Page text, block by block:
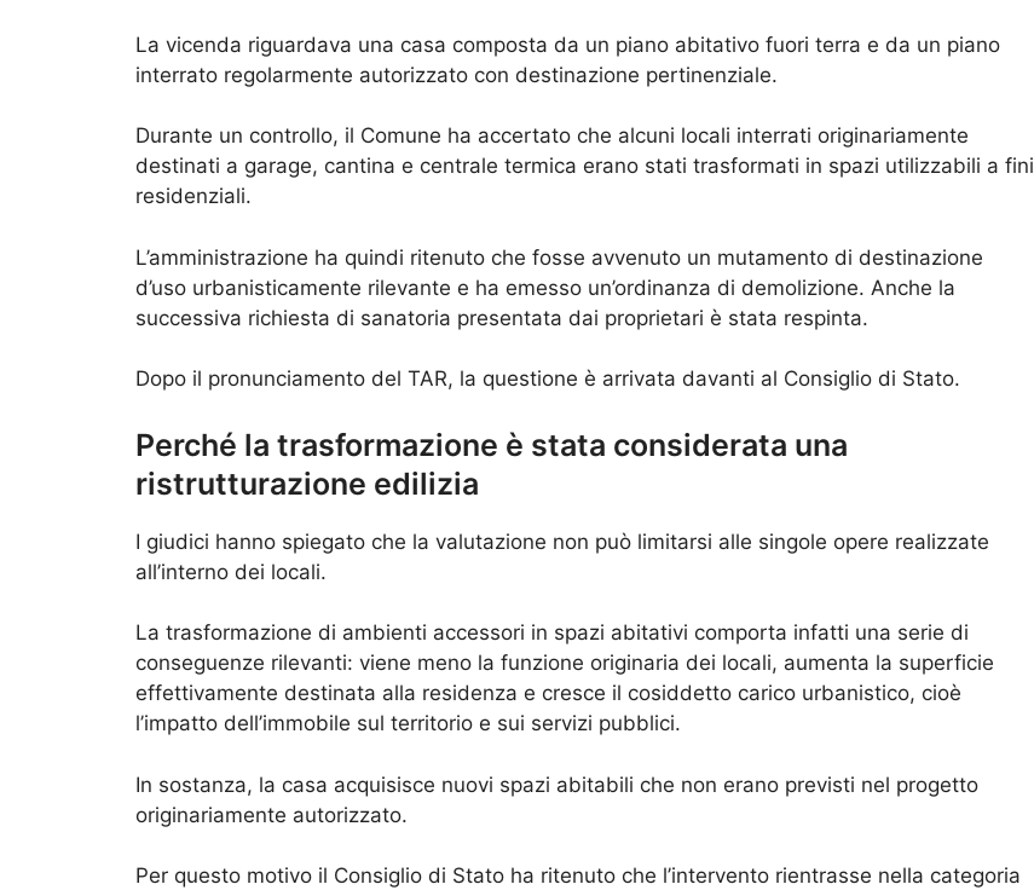
La vicenda riguardava una casa composta da un piano abitativo fuori terra e da un piano
interrato regolarmente autorizzato con destinazione pertinenziale.
Durante un controllo, il Comune ha accertato che alcuni locali interrati originariamente
destinati a garage, cantina e centrale termica erano stati trasformati in spazi utilizzabili a fini
residenziali.
L’amministrazione ha quindi ritenuto che fosse avvenuto un mutamento di destinazione
d’uso urbanisticamente rilevante e ha emesso un’ordinanza di demolizione. Anche la
successiva richiesta di sanatoria presentata dai proprietari è stata respinta.
Dopo il pronunciamento del TAR, la questione è arrivata davanti al Consiglio di Stato.
Perché la trasformazione è stata considerata una
ristrutturazione edilizia
I giudici hanno spiegato che la valutazione non può limitarsi alle singole opere realizzate
all’interno dei locali.
La trasformazione di ambienti accessori in spazi abitativi comporta infatti una serie di
conseguenze rilevanti: viene meno la funzione originaria dei locali, aumenta la superficie
effettivamente destinata alla residenza e cresce il cosiddetto carico urbanistico, cioè
l’impatto dell’immobile sul territorio e sui servizi pubblici.
In sostanza, la casa acquisisce nuovi spazi abitabili che non erano previsti nel progetto
originariamente autorizzato.
Per questo motivo il Consiglio di Stato ha ritenuto che l’intervento rientrasse nella categoria